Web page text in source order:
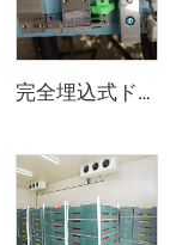
完全埋込式ドアヒンジとドアオープナー